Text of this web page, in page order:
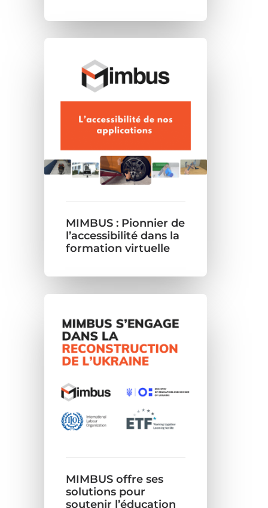
MIMBUS : Pionnier de
l’accessibilité dans la
formation virtuelle
MIMBUS offre ses
solutions pour
soutenir l’éducation